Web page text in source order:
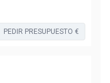
PEDIR PRESUPUESTO €